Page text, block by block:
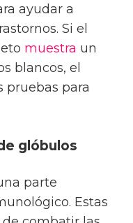
ayudar a
Si el
muestra un
blancos, el
pruebas para
glóbulos
parte
Estas